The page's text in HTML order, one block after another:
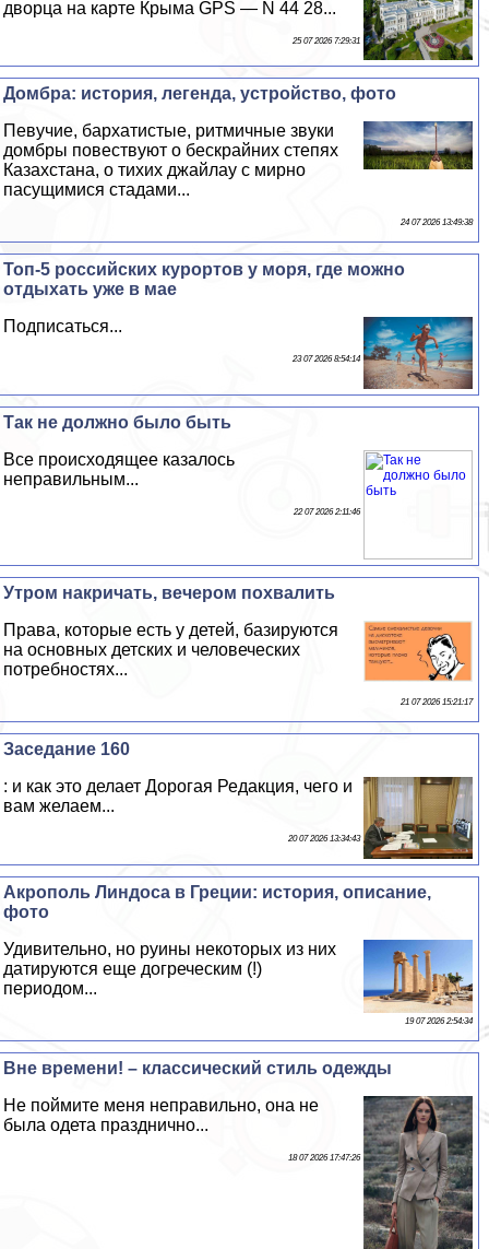
дворца на карте Крыма GPS — N 44 28...
25 07 2026 7:29:31
Домбра: история, легенда, устройство, фото
Певучие, бархатистые, ритмичные звуки
домбры повествуют о бескрайних степях
Казахстана, о тихих джайлау с мирно
пасущимися стадами...
24 07 2026 13:49:38
Топ-5 российских курортов у моря, где можно
отдыхать уже в мае
Подписаться...
23 07 2026 8:54:14
Так не должно было быть
Все происходящее казалось
неправильным...
22 07 2026 2:11:46
Утром накричать, вечером похвалить
Права, которые есть у детей, базируются
на основных детских и человеческих
потребностях...
21 07 2026 15:21:17
Заседание 160
: и как это делает Дорогая Редакция, чего и
вам желаем...
20 07 2026 13:34:43
Акрополь Линдоса в Греции: история, описание,
фото
Удивительно, но руины некоторых из них
датируются еще догреческим (!)
периодом...
19 07 2026 2:54:34
Вне времени! – классический стиль одежды
Не поймите меня неправильно, она не
была одета празднично...
18 07 2026 17:47:26